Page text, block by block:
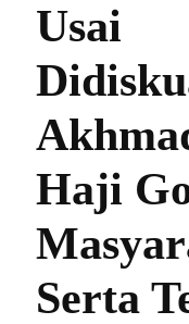
Usai
Haji
Serta